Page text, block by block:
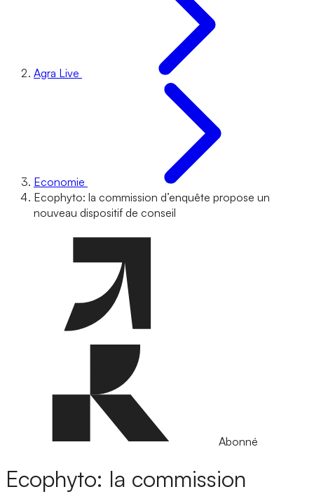
Agra Live
Economie
Ecophyto: la commission d’enquête propose un
nouveau dispositif de conseil
Abonné
Ecophyto: la commission